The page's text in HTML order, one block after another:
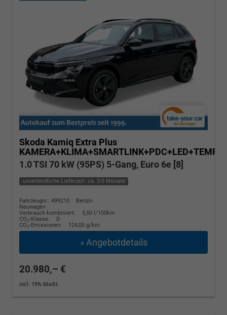
Skoda Kamiq Extra Plus
1.0 TSI 70 kW (95PS) 5-Gang, Euro 6e [8]
unverbindliche Lieferzeit: ca. 3-5 Monate
Fahrzeugnr.: 499210
Benzin
Neuwagen
Verbrauch kombiniert:
5,50 l/100km
CO2-Klasse:
D
CO2-Emissionen: 124,00 g/km
» Angebotdetails
20.980,– €
incl. 19% MwSt.